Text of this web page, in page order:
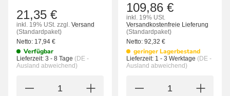
21,35 €
inkl. 19% USt. zzgl. Versand
(Standardpaket)
Netto: 17,94 €
Verfügbar
Lieferzeit: 3 - 8 Tage (DE -
Ausland abweichend)
109,86 €
inkl. 19% USt.
Versandkostenfreie Lieferung
(Standardpaket)
Netto: 92,32 €
geringer Lagerbestand
Lieferzeit: 1 - 3 Werktage (DE -
Ausland abweichend)